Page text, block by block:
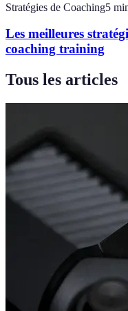
Stratégies de Coaching5
Les meilleures
coaching training
Tous les articles